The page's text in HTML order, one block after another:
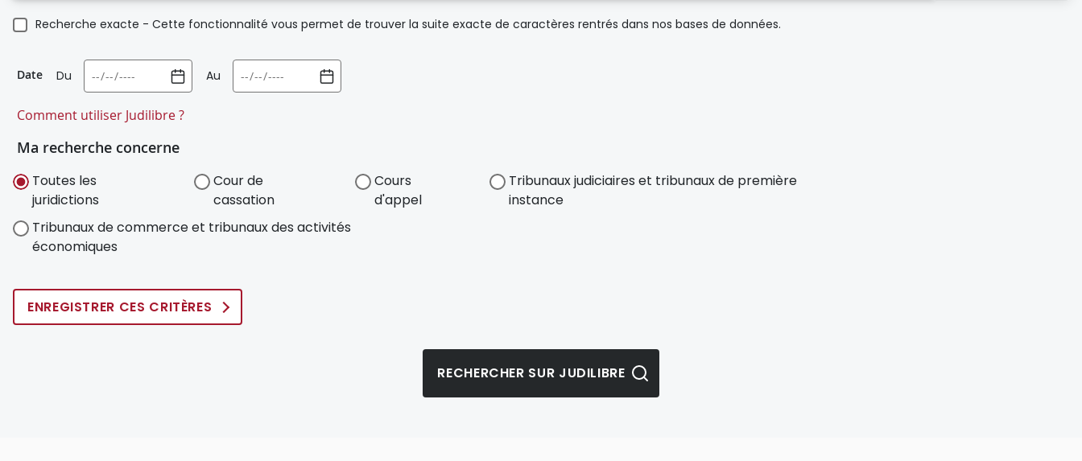
Recherche exacte - Cette fonctionnalité vous permet de trouver la suite exacte de caractères rentrés dans nos bases de données.
Date Du Au
Comment utiliser Judilibre ?
Ma recherche concerne
Toutes les
juridictions
Cour de
cassation
Cours
d'appel
Tribunaux judiciaires et tribunaux de première
instance
Tribunaux de commerce et tribunaux des activités
économiques
ENREGISTRER CES CRITÈRES